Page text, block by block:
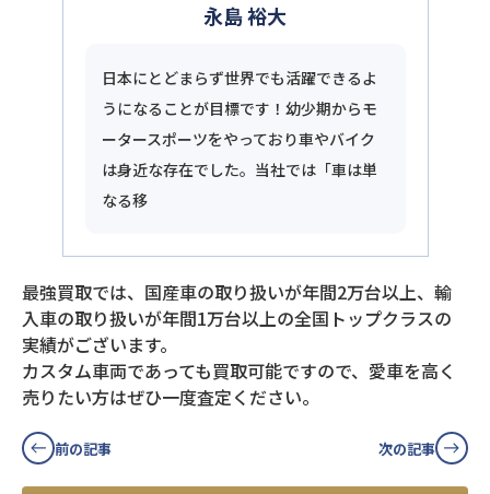
永島 裕大
日本にとどまらず世界でも活躍できるよ
うになることが目標です！幼少期からモ
ータースポーツをやっており車やバイク
は身近な存在でした。当社では「車は単
なる移
最強買取では、国産車の取り扱いが年間2万台以上、輸
入車の取り扱いが年間1万台以上の全国トップクラスの
実績がございます。
カスタム車両であっても買取可能ですので、愛車を高く
売りたい方はぜひ一度査定ください。
前の記事 次の記事